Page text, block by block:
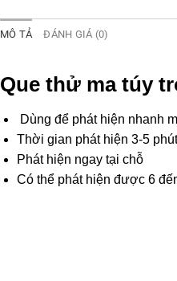
MÔ TẢ ĐÁNH GIÁ (0)
Que thử ma túy
Dùng để phát hiện nhanh
Thời gian phát hiện 3-5 phút
Phát hiện ngay tại chỗ
Có thể phát hiện được 6